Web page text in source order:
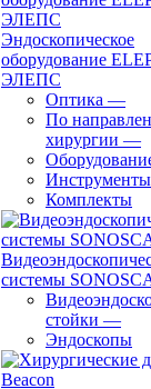
Эндоскопическое
оборудование
ЭЛЕПС
Оптика —
По
хирургии —
Инструменты
Комплекты
системы
стойки —
Эндоскопы